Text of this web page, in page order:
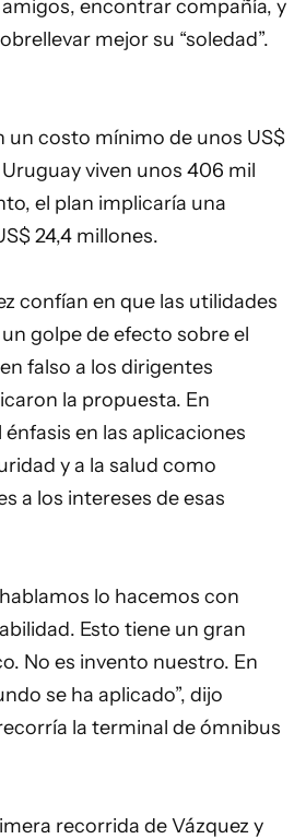
encontrar compañía, y
mejor su “soledad”.
un costo mínimo de unos US$
viven unos 406 mil
el plan implicaría una
24,4 millones.
confían en que las utilidades
golpe de efecto sobre el
falso a los dirigentes
la propuesta. En
en las aplicaciones
y a la salud como
a los intereses de esas
lo hacemos con
Esto tiene un gran
No es invento nuestro. En
se ha aplicado”, dijo
la terminal de ómnibus
recorrida de Vázquez y